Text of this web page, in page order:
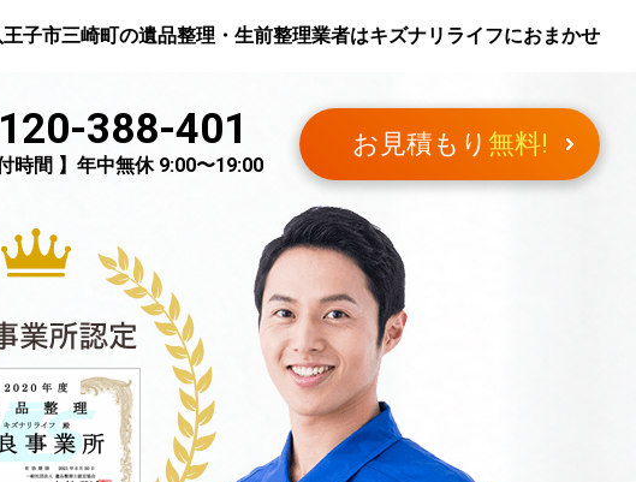
王子市三崎町の遺品整理・生前整理業者はキズナリライフにおまかせ
388-401
付時間 】年中無休 9:00〜19:00
お見積もり 無料!